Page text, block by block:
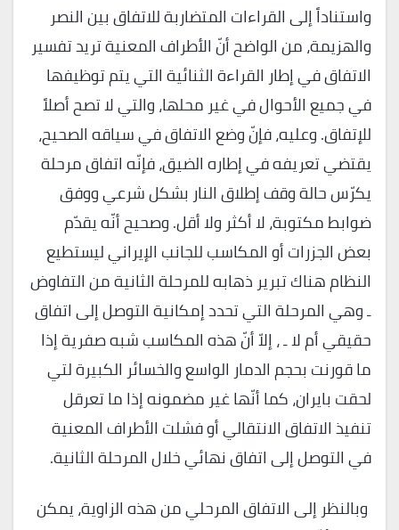
واستناداً إلى القراءات المتضاربة للاتفاق بين النصر
والهزيمة، من الواضح أنّ الأطراف المعنية تريد تفسير
الاتفاق في إطار القراءة الثنائية التي يتم توظيفها
في جميع الأحوال في غير محلها، والتي لا تصح أصلاً
للإتفاق. وعليه، فإنّ وضع الاتفاق في سياقه الصحيح،
يقتضي تعريفه في إطاره الضيق، فإنّه اتفاق مرحلة
يكرّس حالة وقف إطلاق النار بشكل شرعي ووفق
ضوابط مكتوبة، لا أكثر ولا أقل. وصحيح أنّه يقدّم
بعض الجزرات أو المكاسب للجانب الإيراني ليستطيع
النظام هناك تبرير ذهابه للمرحلة الثانية من التفاوض
ـ وهي المرحلة التي تحدد إمكانية التوصل إلى اتفاق
حقيقي أم لا ـ ، إلاّ أنّ هذه المكاسب شبه صفرية إذا
ما قورنت بحجم الدمار الواسع والخسائر الكبيرة لتي
لحقت بايران، كما أنّها غير مضمونه إذا ما تعرقل
تنفيذ الاتفاق الانتقالي أو فشلت الأطراف المعنية
في التوصل إلى اتفاق نهائي خلال المرحلة الثانية.
وبالنظر إلى الاتفاق المرحلي من هذه الزاوية، يمكن